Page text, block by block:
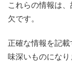
これらの情報は
欠です。
正確な情報を記
味深いものになり